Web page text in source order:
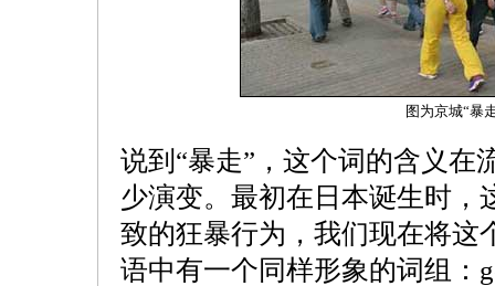
图为京城“暴
说到“暴走”，这个词的含义在
少演变。最初在日本诞生时，
致的狂暴行为，我们现在将这
语中有一个同样形象的词组：